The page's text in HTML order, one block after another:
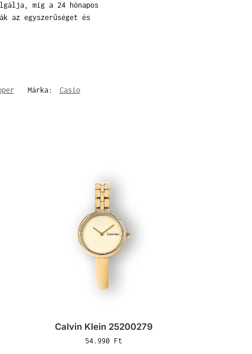
míg a 24 hónapos
az egyszerűséget és
Márka: Casio
Calvin Klein 25200279
54.990 Ft